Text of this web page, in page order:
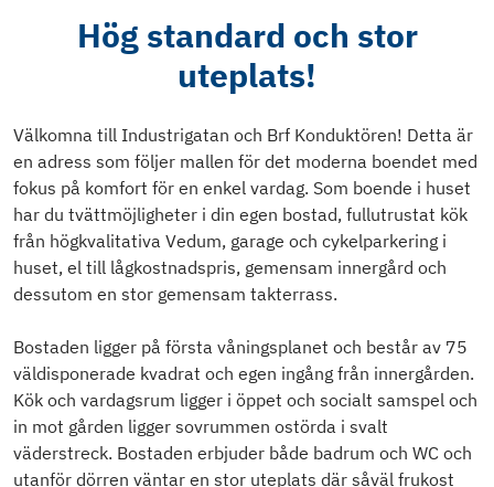
Hög standard och stor
uteplats!
Välkomna till Industrigatan och Brf Konduktören! Detta är
en adress som följer mallen för det moderna boendet med
fokus på komfort för en enkel vardag. Som boende i huset
har du tvättmöjligheter i din egen bostad, fullutrustat kök
från högkvalitativa Vedum, garage och cykelparkering i
huset, el till lågkostnadspris, gemensam innergård och
dessutom en stor gemensam takterrass.
Bostaden ligger på första våningsplanet och består av 75
väldisponerade kvadrat och egen ingång från innergården.
Kök och vardagsrum ligger i öppet och socialt samspel och
in mot gården ligger sovrummen ostörda i svalt
väderstreck. Bostaden erbjuder både badrum och WC och
utanför dörren väntar en stor uteplats där såväl frukost